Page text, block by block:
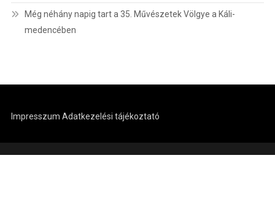
Még néhány napig tart a 35. Művészetek Völgye a Káli-
medencében
Impresszum Adatkezelési tájékoztató